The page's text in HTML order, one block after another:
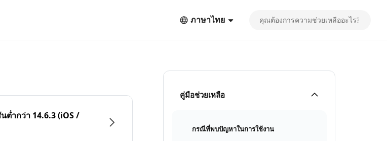
ภาษาไทย
คู่มือช่วยเหลือ
กรณีที่พบปัญหาในการใช้งาน
ต่ำกว่า 14.6.3 (iOS /